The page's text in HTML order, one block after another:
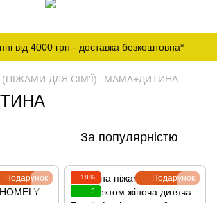
від 4000 грн - доставка безкоштовна*
(ПІЖАМИ ДЛЯ СІМ'Ї) МАМА+ДИТИНА
За популярністю
Подарунок Подарунок
−18%
3